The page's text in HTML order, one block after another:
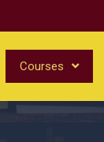
Courses